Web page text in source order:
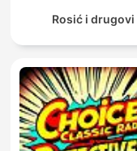
Rosić i drugovi